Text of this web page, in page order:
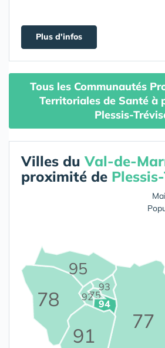
Plus d'infos
Tous les Communautés
Territoriales de Santé à
Plessis-
Villes duVal-de-
proximité de
75
77
78
91
92
93
94
95